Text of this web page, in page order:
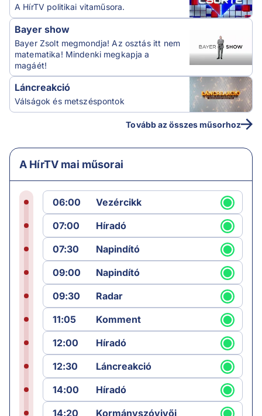
A HírTV politikai vitaműsora.
Bayer show
Bayer Zsolt megmondja! Az osztás itt nem
matematika! Mindenki megkapja a
magáét!
Láncreakció
Válságok és metszéspontok
Tovább az összes műsorhoz
A HírTV mai műsorai
06:00
Vezércikk
07:00
Híradó
07:30
Napindító
09:00
Napindító
09:30
Radar
11:05
Komment
12:00
Híradó
12:30
Láncreakció
14:00
Híradó
14:20
Kormányszóvivői